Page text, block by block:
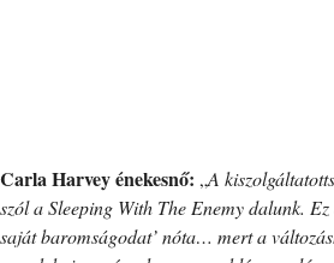
Carla Harvey énekesnő: „A
szól a Sleeping With The Enemy dalunk.
saját baromságodat’ nóta… mert a